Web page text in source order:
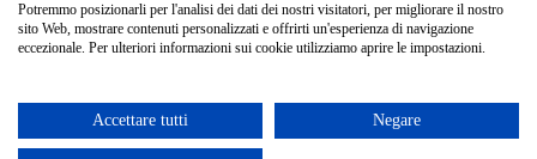
Giochi
Neonato
Shop Online
© Mille Gru di Sofia Calore. P.IVA 05033240283
Metodi di pagamento
Potremmo posizionarli per l'analisi dei dati dei nostri visitatori, per migliorare il nostro
sito Web, mostrare contenuti personalizzati e offrirti un'esperienza di navigazione
eccezionale. Per ulteriori informazioni sui cookie utilizziamo aprire le impostazioni.
Accettare tutti Negare